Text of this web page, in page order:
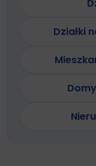
Działki